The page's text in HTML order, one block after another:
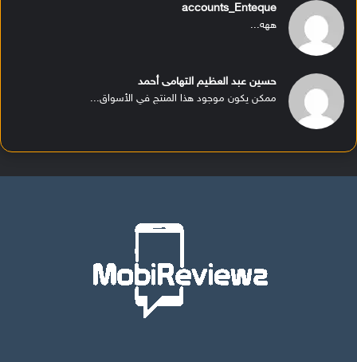
accounts_Enteque
ههه...
حسين عبد العظيم التهامى أحمد
ممكن يكون موجود هذا المنتج في الأسواق...